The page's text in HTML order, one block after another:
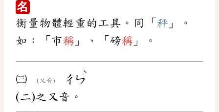
名
衡量物體輕重的工具。同「 秤 」。
如：「市稱 」、「磅稱 」。
㈢ (又音) ㄔㄣ
ˋ
(二)之又音。